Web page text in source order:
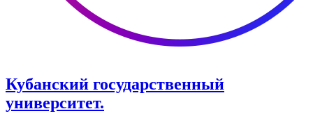
Кубанский государственный
университет.